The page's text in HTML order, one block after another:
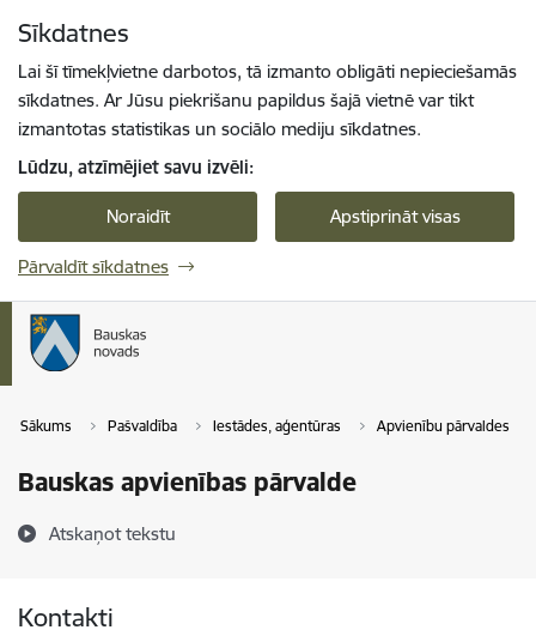
Sīkdatnes
Lai šī tīmekļvietne darbotos, tā izmanto obligāti nepieciešamās
sīkdatnes. Ar Jūsu piekrišanu papildus šajā vietnē var tikt
izmantotas statistikas un sociālo mediju sīkdatnes.
Lūdzu, atzīmējiet savu izvēli:
Noraidīt Apstiprināt visas
Pārvaldīt sīkdatnes
Sākums Pašvaldība Iestādes, aģentūras Apvienību pārvaldes
Bauskas apvienības pārvalde
Atskaņot tekstu
Kontakti